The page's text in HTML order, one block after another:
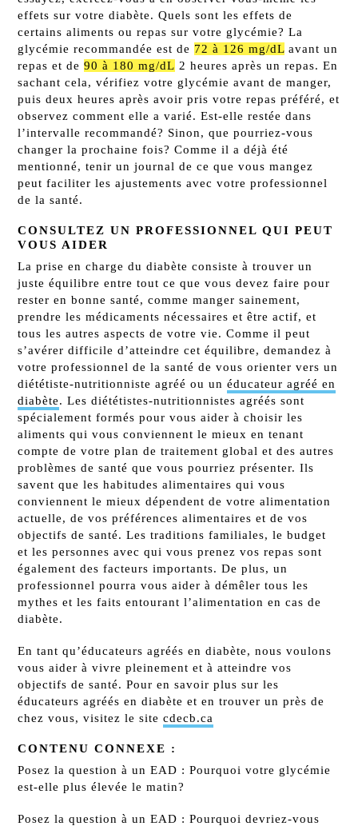
effets sur votre diabète. Quels sont les effets de
certains aliments ou repas sur votre glycémie? La
glycémie recommandée est de 72 à 126 mg/dL avant un
repas et de90 à 180 mg/dL 2 heures après un repas. En
sachant cela, vérifiez votre glycémie avant de manger,
puis deux heures après avoir pris votre repas préféré, et
observez comment elle a varié. Est-elle restée dans
l’intervalle recommandé? Sinon, que pourriez-vous
changer la prochaine fois? Comme il a déjà été
mentionné, tenir un journal de ce que vous mangez
peut faciliter les ajustements avec votre professionnel
de la santé.
CONSULTEZ UN PROFESSIONNEL QUI PEUT
VOUS AIDER
La prise en charge du diabète consiste à trouver un
juste équilibre entre tout ce que vous devez faire pour
rester en bonne santé, comme manger sainement,
prendre les médicaments nécessaires et être actif, et
tous les autres aspects de votre vie. Comme il peut
s’avérer difficile d’atteindre cet équilibre, demandez à
votre professionnel de la santé de vous orienter vers un
diététiste-nutritionniste agréé ou unéducateur agréé en
diabète. Les diététistes-nutritionnistes agréés sont
spécialement formés pour vous aider à choisir les
aliments qui vous conviennent le mieux en tenant
compte de votre plan de traitement global et des autres
problèmes de santé que vous pourriez présenter. Ils
savent que les habitudes alimentaires qui vous
conviennent le mieux dépendent de votre alimentation
actuelle, de vos préférences alimentaires et de vos
objectifs de santé. Les traditions familiales, le budget
et les personnes avec qui vous prenez vos repas sont
également des facteurs importants. De plus, un
professionnel pourra vous aider à démêler tous les
mythes et les faits entourant l’alimentation en cas de
diabète.
En tant qu’éducateurs agréés en diabète, nous voulons
vous aider à vivre pleinement et à atteindre vos
objectifs de santé. Pour en savoir plus sur les
éducateurs agréés en diabète et en trouver un près de
chez vous, visitez le sitecdecb.ca
CONTENU CONNEXE :
Posez la question à un EAD : Pourquoi votre glycémie
est-elle plus élevée le matin?
Posez la question à un EAD : Pourquoi devriez-vous